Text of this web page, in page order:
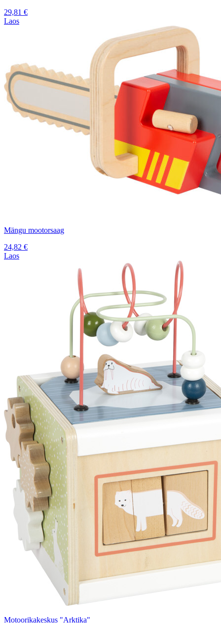
29,81 €
Laos
Mängu mootorsaag
24,82 €
Laos
Motoorikakeskus "Arktika"